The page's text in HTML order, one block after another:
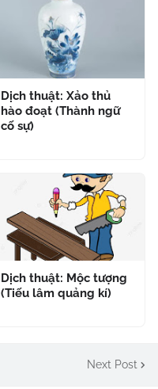
Dịch thuật: Xảo thủ
hào đoạt (Thành ngữ
cố sự)
Dịch thuật: Mộc tượng
(Tiếu lâm quảng kí)
Next Post